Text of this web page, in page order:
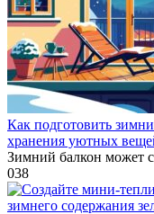
Как подготовить
хранения уютных
Зимний балкон может
038